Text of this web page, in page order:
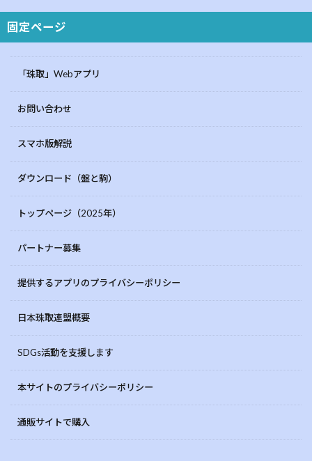
固定ページ
「珠取」Webアプリ
お問い合わせ
スマホ版解説
ダウンロード（盤と駒）
トップページ（2025年）
パートナー募集
提供するアプリのプライバシーポリシー
日本珠取連盟概要
SDGs活動を支援します
本サイトのプライバシーポリシー
通販サイトで購入